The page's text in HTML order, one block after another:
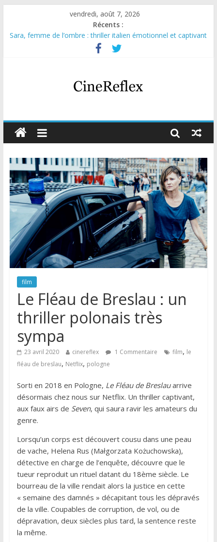
vendredi, août 7, 2026
Récents :
Sara, femme de l’ombre : thriller italien émotionnel et captivant
Journal d’une fille larguée : nouvelle série suédoise sur Netflix
Aema : mini-série sur le tournage d’un film érotique devenu
Glass Heart : excellente série musicale avec Takeru Satō
Olympo, saison 1 : nouvelle série qui séduira les fans de
film
Le Fléau de Breslau : un
thriller polonais très
sympa
23 avril 2020 cinereflex 1 Commentaire film, le
fléau de breslau, Netflix, pologne
Sorti en 2018 en Pologne, Le Fléau de Breslauarrive
désormais chez nous sur Netflix. Un thriller captivant,
aux faux airs de Seven, qui saura ravir les amateurs du
genre.
Lorsqu’un corps est découvert cousu dans une peau
de vache, Helena Rus (Małgorzata Kożuchowska),
détective en charge de l’enquête, découvre que le
tueur reproduit un rituel datant du 18ème siècle. Le
bourreau de la ville rendait alors la justice en cette
« semaine des damnés » décapitant tous les dépravés
de la ville. Coupables de corruption, de vol, ou de
dépravation, deux siècles plus tard, la sentence reste
la même.